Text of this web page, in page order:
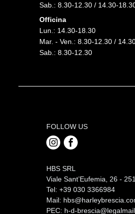
Sab.: 8.30-12.30 / 14.30-
Officina
Lun.: 14.30-18.30
Mar. - Ven.: 8.30-12.30 /
Sab.: 8.30-12.30
FOLLOW US
HBS SRL
Viale Sant’Eufemia, 26 -
Tel: +39 030 3366984
Mail:
PEC: h-d-